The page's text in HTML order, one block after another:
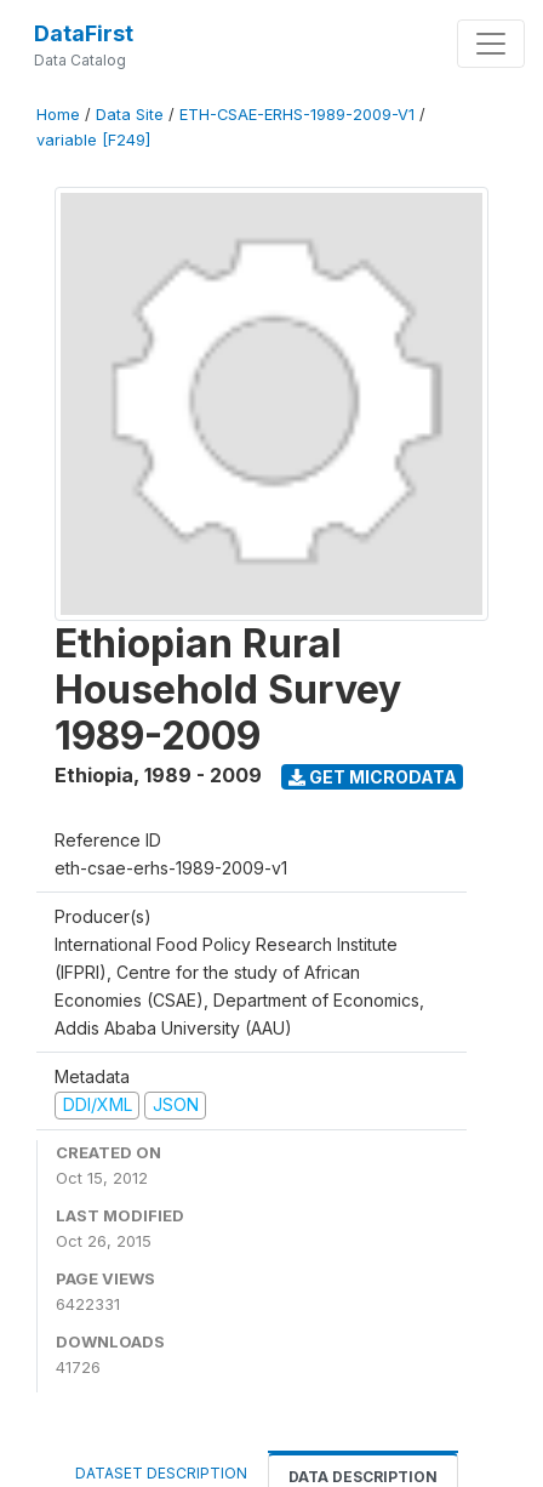
DataFirst
Data Catalog
Home / Data Site / ETH-CSAE-ERHS-1989-2009-V1 /
variable [F249]
Ethiopian Rural
Household Survey
1989-2009
Ethiopia, 1989 - 2009 GET MICRODATA
Reference ID
eth-csae-erhs-1989-2009-v1
Producer(s)
International Food Policy Research Institute
(IFPRI), Centre for the study of African
Economies (CSAE), Department of Economics,
Addis Ababa University (AAU)
Metadata
DDI/XML
JSON
CREATED ON
Oct 15, 2012
LAST MODIFIED
Oct 26, 2015
PAGE VIEWS
6422331
DOWNLOADS
41726
DATASET DESCRIPTION DATA DESCRIPTION